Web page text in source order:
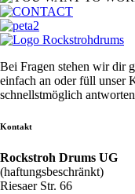
Bei Fragen stehen wir dir
einfach an oder füll unser
schnellstmöglich
Kontakt
Rockstroh Drums UG
(haftungsbeschränkt)
Riesaer Str. 66